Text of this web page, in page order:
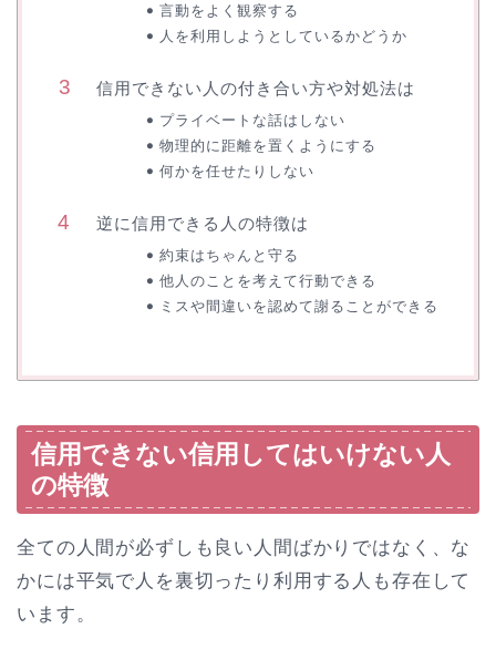
言動をよく観察する
人を利用しようとしているかどうか
信用できない人の付き合い方や対処法は
プライベートな話はしない
物理的に距離を置くようにする
何かを任せたりしない
逆に信用できる人の特徴は
約束はちゃんと守る
他人のことを考えて行動できる
ミスや間違いを認めて謝ることができる
信用できない信用してはいけない人
の特徴
全ての人間が必ずしも良い人間ばかりではなく、な
かには平気で人を裏切ったり利用する人も存在して
います。